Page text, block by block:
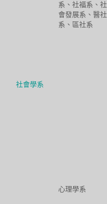
社會學系
系、社福系、社
會發展系、醫社
系、區社系
心理學系